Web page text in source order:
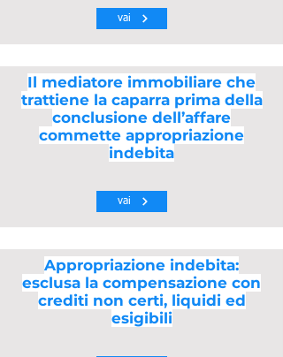
vai
Il mediatore immobiliare che
trattiene la caparra prima della
conclusione dell’affare
commette appropriazione
indebita
vai
Appropriazione indebita:
esclusa la compensazione con
crediti non certi, liquidi ed
esigibili